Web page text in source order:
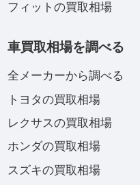
フィットの買取相場
車買取相場を調べる
全メーカーから調べる
トヨタの買取相場
レクサスの買取相場
ホンダの買取相場
スズキの買取相場